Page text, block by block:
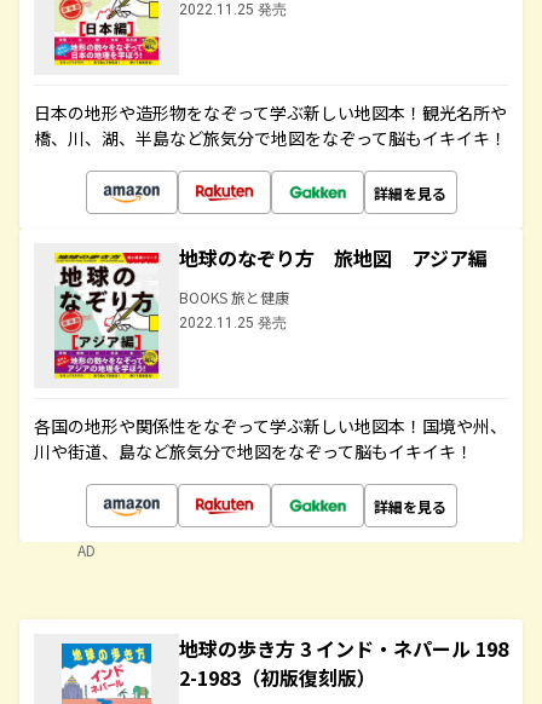
2022.11.25 発売
日本の地形や造形物をなぞって学ぶ新しい地図本！観光名所や
橋、川、湖、半島など旅気分で地図をなぞって脳もイキイキ！
詳細を見る
地球のなぞり方 旅地図 アジア編
BOOKS 旅と健康
2022.11.25 発売
各国の地形や関係性をなぞって学ぶ新しい地図本！国境や州、
川や街道、島など旅気分で地図をなぞって脳もイキイキ！
詳細を見る
AD
地球の歩き方 3 インド・ネパール 198
2-1983（初版復刻版）